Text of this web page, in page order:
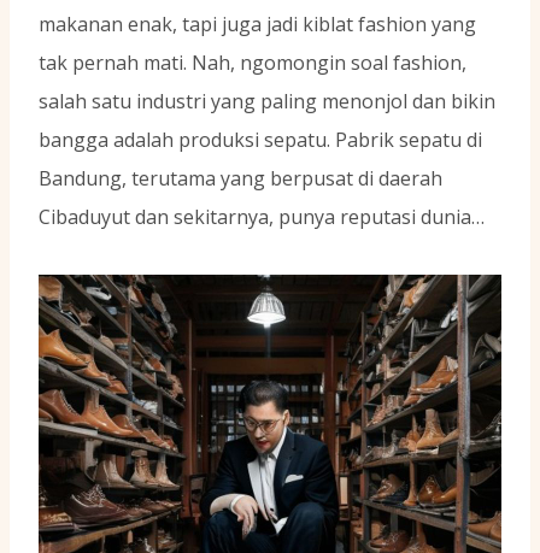
makanan enak, tapi juga jadi kiblat fashion yang
tak pernah mati. Nah, ngomongin soal fashion,
salah satu industri yang paling menonjol dan bikin
bangga adalah produksi sepatu. Pabrik sepatu di
Bandung, terutama yang berpusat di daerah
Cibaduyut dan sekitarnya, punya reputasi dunia…